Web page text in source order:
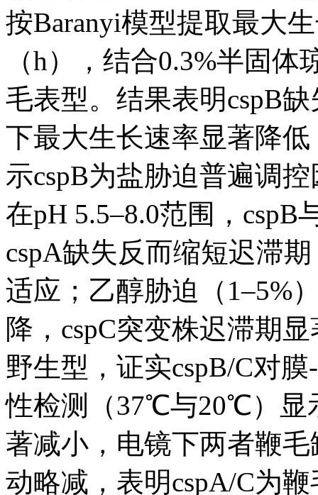
按Baranyi模型提取最大
（h），结合0.3%半固
毛表型。结果表明cspB
下最大生长速率显著降
示cspB为盐胁迫普遍调
在pH 5.5–8.0范围，cspB
cspA缺失反而缩短迟滞
适应；乙醇胁迫（1–5%
降，cspC突变株迟滞期
野生型，证实cspB/C对
性检测（37℃与20℃）显
著减小，电镜下两者鞭
动略减，表明cspA/C为